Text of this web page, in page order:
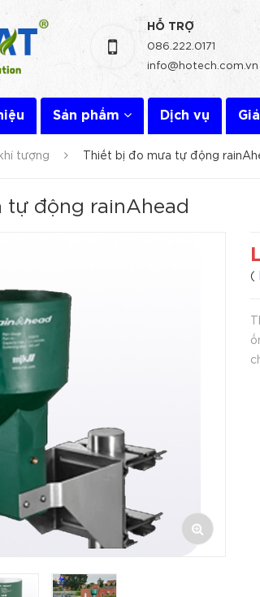
HỖ TRỢ
086.222.0171
info@hotech.com.vn
Sản phẩm Dịch vụ
tượng Thiết bị đo mưa tự động
tự động rainAhead
(